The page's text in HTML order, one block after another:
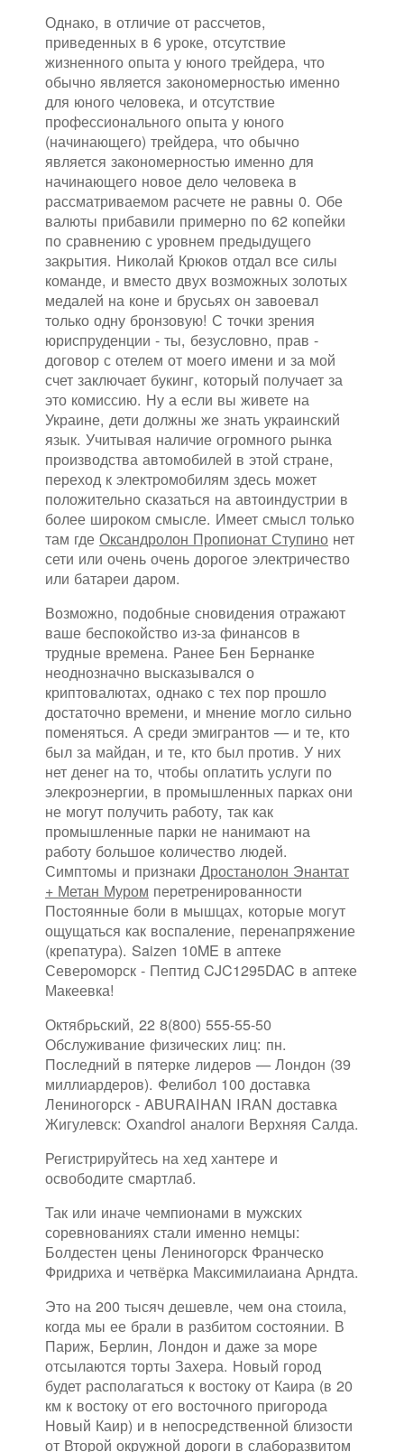
Однако, в отличие от рассчетов,
приведенных в 6 уроке, отсутствие
жизненного опыта у юного трейдера, что
обычно является закономерностью именно
для юного человека, и отсутствие
профессионального опыта у юного
(начинающего) трейдера, что обычно
является закономерностью именно для
начинающего новое дело человека в
рассматриваемом расчете не равны 0. Обе
валюты прибавили примерно по 62 копейки
по сравнению с уровнем предыдущего
закрытия. Николай Крюков отдал все силы
команде, и вместо двух возможных золотых
медалей на коне и брусьях он завоевал
только одну бронзовую! С точки зрения
юриспруденции - ты, безусловно, прав -
договор с отелем от моего имени и за мой
счет заключает букинг, который получает за
это комиссию. Ну а если вы живете на
Украине, дети должны же знать украинский
язык. Учитывая наличие огромного рынка
производства автомобилей в этой стране,
переход к электромобилям здесь может
положительно сказаться на автоиндустрии в
более широком смысле. Имеет смысл только
там где Оксандролон Пропионат Ступино нет
сети или очень очень дорогое электричество
или батареи даром.
Возможно, подобные сновидения отражают
ваше беспокойство из-за финансов в
трудные времена. Ранее Бен Бернанке
неоднозначно высказывался о
криптовалютах, однако с тех пор прошло
достаточно времени, и мнение могло сильно
поменяться. А среди эмигрантов — и те, кто
был за майдан, и те, кто был против. У них
нет денег на то, чтобы оплатить услуги по
элекроэнергии, в промышленных парках они
не могут получить работу, так как
промышленные парки не нанимают на
работу большое количество людей.
Симптомы и признаки Дростанолон Энантат
+ Метан Муром перетренированности
Постоянные боли в мышцах, которые могут
ощущаться как воспаление, перенапряжение
(крепатура). Saizen 10ME в аптеке
Североморск - Пептид CJC1295DAC в аптеке
Макеевка!
Октябрьский, 22 8(800) 555-55-50
Обслуживание физических лиц: пн.
Последний в пятерке лидеров — Лондон (39
миллиардеров). Фелибол 100 доставка
Лениногорск - ABURAIHAN IRAN доставка
Жигулевск: Oxandrol аналоги Верхняя Салда.
Регистрируйтесь на хед хантере и
освободите смартлаб.
Так или иначе чемпионами в мужских
соревнованиях стали именно немцы:
Болдестен цены Лениногорск Франческо
Фридриха и четвёрка Максимилаиана Арндта.
Это на 200 тысяч дешевле, чем она стоила,
когда мы ее брали в разбитом состоянии. В
Париж, Берлин, Лондон и даже за море
отсылаются торты Захера. Новый город
будет располагаться к востоку от Каира (в 20
км к востоку от его восточного пригорода
Новый Каир) и в непосредственной близости
от Второй окружной дороги в слаборазвитом